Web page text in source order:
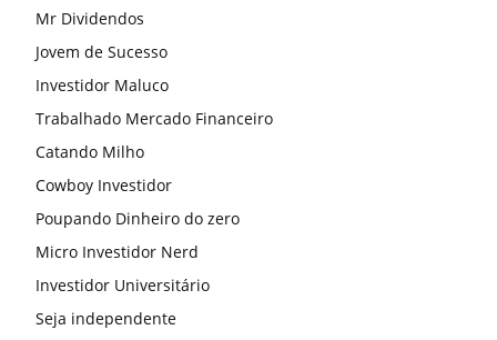
Mr Dividendos
Jovem de Sucesso
Investidor Maluco
Trabalhado Mercado Financeiro
Catando Milho
Cowboy Investidor
Poupando Dinheiro do zero
Micro Investidor Nerd
Investidor Universitário
Seja independente